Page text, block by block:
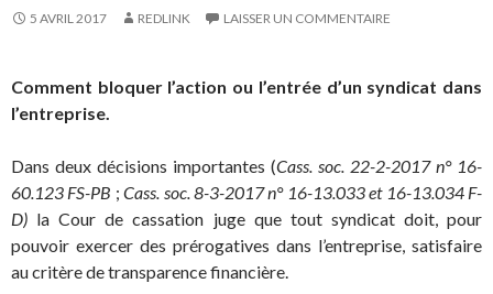
5 AVRIL 2017 REDLINK LAISSER UN COMMENTAIRE
Comment bloquer l’action ou l’entrée d’un syndicat dans
l’entreprise.
Dans deux décisions importantes (Cass. soc. 22-2-2017 n° 16-
60.123 FS-PB ;Cass. soc. 8-3-2017 n° 16-13.033 et 16-13.034 F-
D) la Cour de cassation juge que tout syndicat doit, pour
pouvoir exercer des prérogatives dans l’entreprise, satisfaire
au critère de transparence financière.